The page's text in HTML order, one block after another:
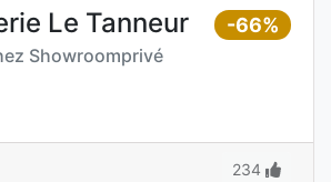
-66%
Le Tanneur
Showroomprivé
234